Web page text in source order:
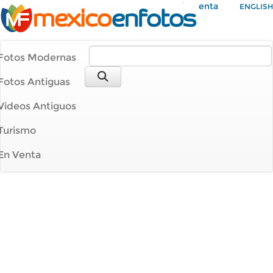
Mi Cuenta ENGLISH
Modernas
Antiguas
Antiguos
Venta